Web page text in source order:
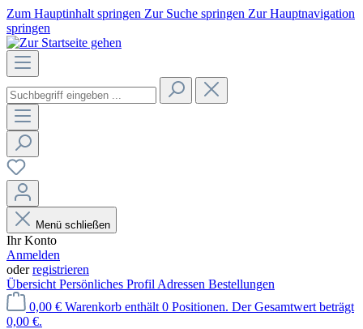
Zum Hauptinhalt springen Zur Suche springen Zur Hauptnavigation
springen
Menü schließen
Ihr Konto
Anmelden
oderregistrieren
Übersicht Persönliches Profil Adressen Bestellungen
0,00 € Warenkorb enthält 0 Positionen. Der Gesamtwert beträgt
0,00 €.